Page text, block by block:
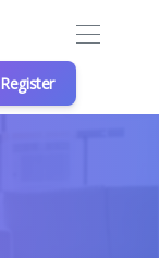
Register